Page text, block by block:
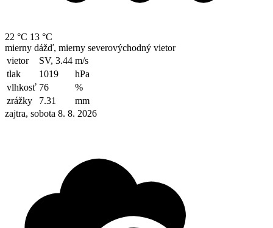
22 °C 13 °C
mierny dážď, mierny severovýchodný vietor
vietor
SV, 3.44 m/s
tlak
1019
hPa
vlhkosť 76
%
zrážky
7.31
mm
zajtra, sobota 8. 8. 2026